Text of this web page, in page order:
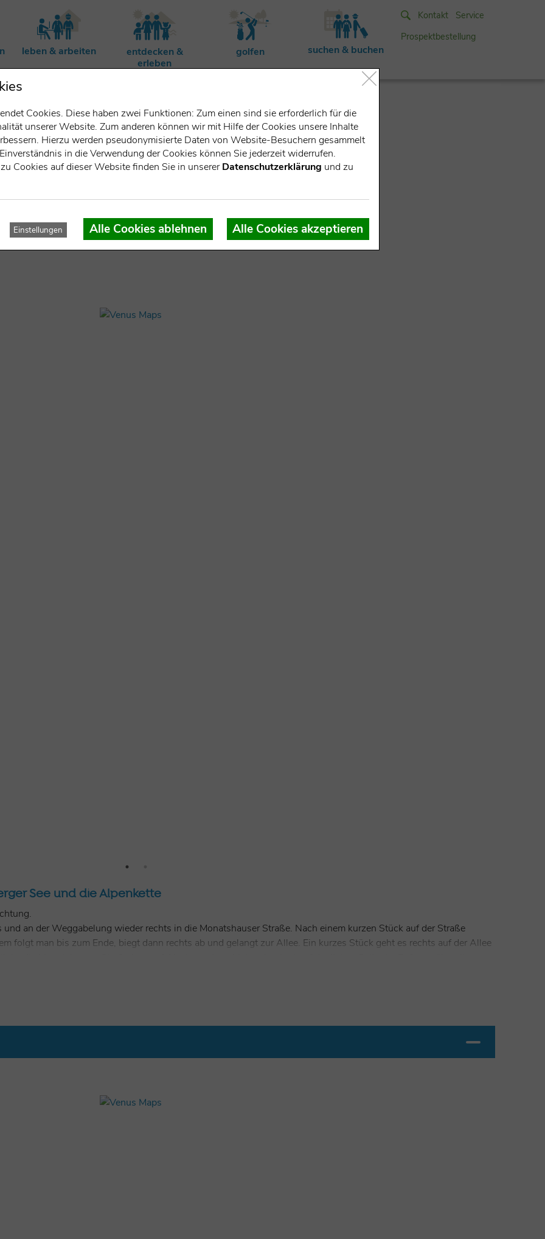
leben & arbeiten
entdecken &
erleben
golfen suchen & buchen
Kontakt
Service
Prospektbestellung
See und die Alpenkette
an der Weggabelung wieder rechts in die Monatshauser Straße. Nach einem kurzen Stück auf der Straße
folgt man bis zum Ende, biegt dann rechts ab und gelangt zur Allee. Ein kurzes Stück geht es rechts auf der Allee
anschließend rechts in den Waldweg, der später zur Asphaltstraße wird und schließlich in den Ort führt. Der
Ende der Kurve führt rechts eine Treppe hinunter zurück zum Bahnhof. Die Treppe kann vermieden werden,
Cookies. Diese haben zwei Funktionen: Zum einen sind sie erforderlich für die
unserer Website. Zum anderen können wir mit Hilfe der Cookies unsere Inhalte
Hierzu werden pseudonymisierte Daten von Website-Besuchern gesammelt
in die Verwendung der Cookies können Sie jederzeit widerrufen.
Cookies auf dieser Website finden Sie in unsererDatenschutzerklärung und zu
Einstellungen Alle Cookies ablehnen Alle Cookies akzeptieren